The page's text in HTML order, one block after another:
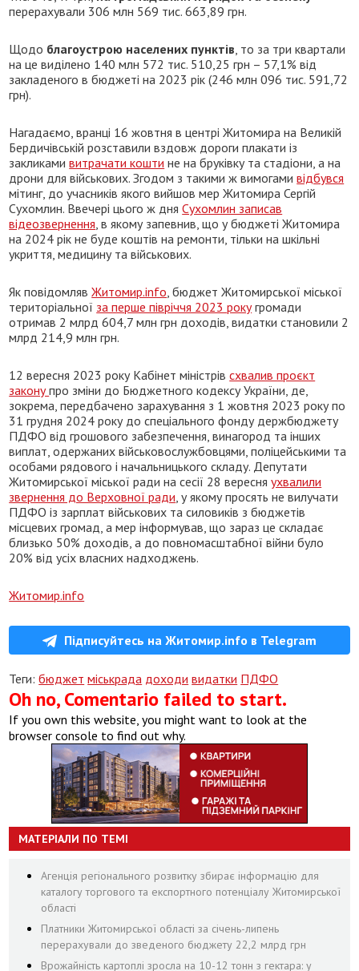
перерахували 306 млн 569 тис. 663,89 грн.
Щодо благоустрою населених пунктів , то за три квартали
на це виділено 140 млн 572 тис. 510,25 грн – 57,1% від
закладеного в бюджеті на 2023 рік (246 млн 096 тис. 591,72
грн).
Нагадаємо, вранці 16 жовтня в центрі Житомира на Великій
Бердичівській розставили вздовж дороги плакати із
закликамивитрачати кошти не на бруківку та стадіони, а на
дрони для військових. Згодом з такими ж вимогамивідбувся
мітинг, до учасників якого вийшов мер Житомира Сергій
Сухомлин. Ввечері цього ж дняСухомлин записав
відеозвернення , в якому запевнив, що у бюджеті Житомира
на 2024 рік не буде коштів на ремонти, тільки на шкільні
укриття, медицину та військових.
Як повідомлявЖитомир.info , бюджет Житомирської міської
територіальної за перше півріччя 2023 рокугромади
отримав 2 млрд 604,7 млн грн доходів, видатки становили 2
млрд 214,9 млн грн.
12 вересня 2023 року Кабінет міністрівсхвалив проєкт
законупро зміни до Бюджетного кодексу України, де,
зокрема, передбачено зарахування з 1 жовтня 2023 року по
31 грудня 2024 року до спеціального фонду держбюджету
ПДФО від грошового забезпечення, винагород та інших
виплат, одержаних військовослужбовцями, поліцейськими та
особами рядового і начальницького складу. Депутати
Житомирської міської ради на сесії 28 вересняухвалили
звернення до Верховної ради , у якому просять не вилучати
ПДФО із зарплат військових та силовиків з бюджетів
місцевих громад, а мер інформував, що зараз це складає
близько 50% доходів, а до повномасштабної війни було
20% від усіх власних надходжень.
Житомир.info
Підписуйтесь на Житомир.info в Telegram
Теги:бюджет міськрада доходи видатки ПДФО
Oh no, Comentario failed to start.
If you own this website, you might want to look at the
browser console to find out why.
МАТЕРІАЛИ ПО ТЕМІ
Агенція регіонального розвитку збирає інформацію для
каталогу торгового та експортного потенціалу Житомирської
області
Платники Житомирської області за січень-липень
перерахували до зведеного бюджету 22,2 млрд грн
Врожайність картоплі зросла на 10-12 тонн з гектара: у